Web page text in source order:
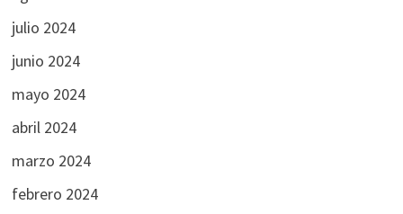
julio 2024
junio 2024
mayo 2024
abril 2024
marzo 2024
febrero 2024